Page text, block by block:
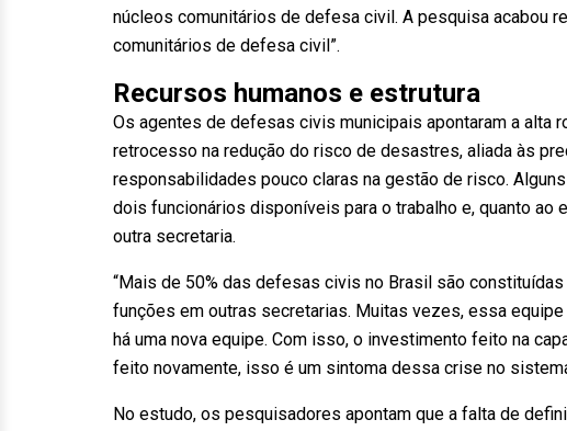
núcleos comunitários de defesa civil. A pesquisa acabou
comunitários de defesa civil”.
Recursos humanos e estrutura
Os agentes de defesas civis municipais apontaram a alta
retrocesso na redução do risco de desastres, aliada às
responsabilidades pouco claras na gestão de risco.
dois funcionários disponíveis para o trabalho e, quanto
outra secretaria.
“Mais de 50% das defesas civis no Brasil são
funções em outras secretarias. Muitas vezes, essa
há uma nova equipe. Com isso, o investimento feito na
feito novamente, isso é um sintoma dessa crise no
No estudo, os pesquisadores apontam que a falta de